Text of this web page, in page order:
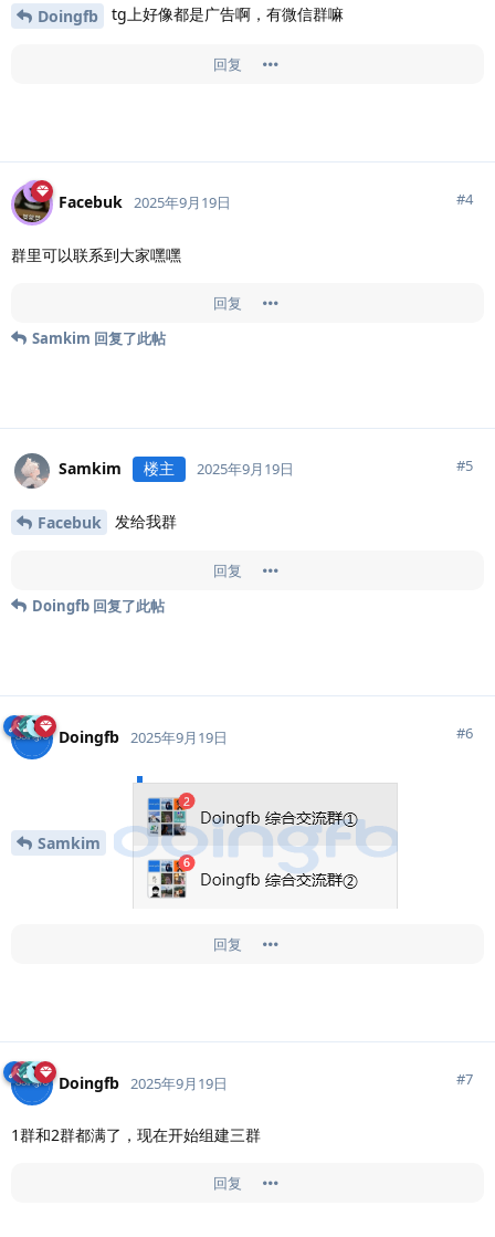
Doingfb tg上好像都是广告啊，有微信群嘛
回复
Facebuk 2025年9月19日 #4
群里可以联系到大家嘿嘿
回复
Samkim 回复了此帖
Samkim 楼主 2025年9月19日 #5
Facebuk 发给我群
回复
Doingfb 回复了此帖
Doingfb 2025年9月19日 #6
Samkim
回复
Doingfb 2025年9月19日 #7
1群和2群都满了，现在开始组建三群
回复